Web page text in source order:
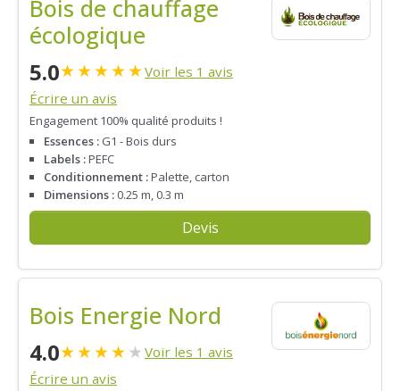
Bois de chauffage
écologique
5.0★★★★★Voir les 1 avis
Écrire un avis
Engagement 100% qualité produits !
Essences : G1 - Bois durs
Labels :PEFC
Conditionnement :Palette, carton
Dimensions : 0.25 m, 0.3 m
Devis
Bois Energie Nord
4.0★★★★★ Voir les 1 avis
Écrire un avis